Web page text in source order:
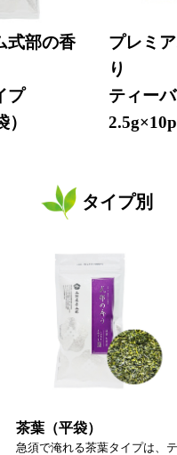
式部の香
プ
プレミ
り
ティー
2.5g×10p
タイプ別
茶葉（平袋）
急須で淹れる茶葉タイプは、テ